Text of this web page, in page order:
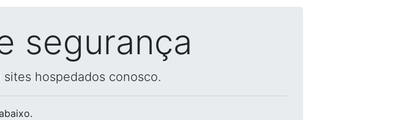
segurança
hospedados conosco.